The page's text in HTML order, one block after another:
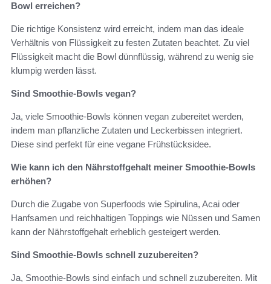
Bowl erreichen?
Die richtige Konsistenz wird erreicht, indem man das ideale
Verhältnis von Flüssigkeit zu festen Zutaten beachtet. Zu viel
Flüssigkeit macht die Bowl dünnflüssig, während zu wenig sie
klumpig werden lässt.
Sind Smoothie-Bowls vegan?
Ja, viele Smoothie-Bowls können vegan zubereitet werden,
indem man pflanzliche Zutaten und Leckerbissen integriert.
Diese sind perfekt für eine vegane Frühstücksidee.
Wie kann ich den Nährstoffgehalt meiner Smoothie-Bowls
erhöhen?
Durch die Zugabe von Superfoods wie Spirulina, Acai oder
Hanfsamen und reichhaltigen Toppings wie Nüssen und Samen
kann der Nährstoffgehalt erheblich gesteigert werden.
Sind Smoothie-Bowls schnell zuzubereiten?
Ja, Smoothie-Bowls sind einfach und schnell zuzubereiten. Mit